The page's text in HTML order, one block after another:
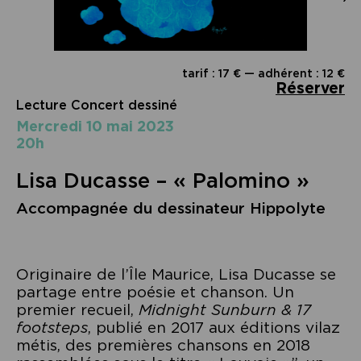
tarif : 17 € — adhérent : 12 €
Réserver
Lecture Concert dessiné
mercredi 10 mai 2023
20h
Lisa Ducasse – « Palomino »
Accompagnée du dessinateur Hippolyte
Originaire de l’Île Maurice, Lisa Ducasse se
partage entre poésie et chanson. Un
premier recueil, Midnight Sunburn & 17
footsteps, publié en 2017 aux éditions vilaz
métis, des premières chansons en 2018